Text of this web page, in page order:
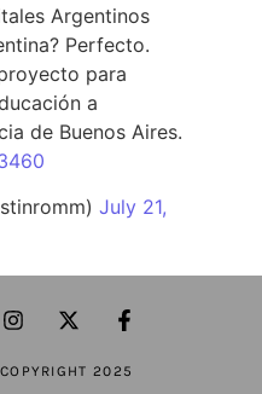
Argentinos
Perfecto.
para
a
de Buenos Aires.
July 21,
2025